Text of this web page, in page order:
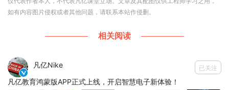
最大赢家，从2021年的15%提升至2023年的30%，
而美国从17%下降至9%，日本也从32%下降至
如有内容图片侵权或者其他问题，请联系本站作侵删。
相关阅读

凡亿Nike 已关注
凡亿教育鸿蒙版APP正式上线，开启智慧电子新体验！